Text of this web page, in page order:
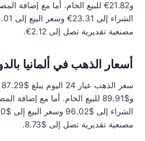
و21.82€ للبيع الخام. أما مع إضافة
مصنعية تقديرية تصل إلى 2.12€.
أسعار الذهب في ألمانيا
و$89.91 للبيع الخام. أما مع إضافة
مصنعية تقديرية تصل إلى $8.73.